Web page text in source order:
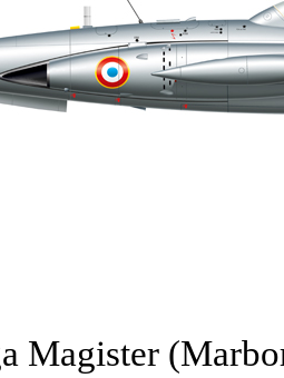
Magister